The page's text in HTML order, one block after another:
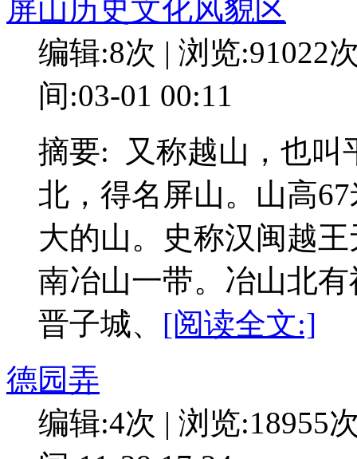
屏山历史文化风貌区
编辑:8次 | 浏览:91022
间:03-01 00:11
摘要: 又称越山，也叫
北，得名屏山。山高
大的山。史称汉闽越
南冶山一带。冶山北
晋子城、 [阅读全文:]
德园弄
编辑:4次 | 浏览:18955